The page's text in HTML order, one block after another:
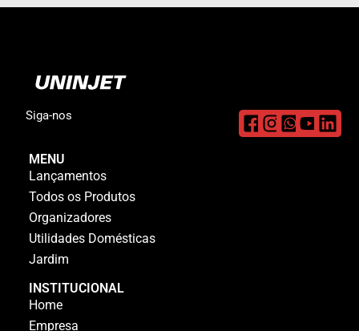
Siga-nos
MENU
Lançamentos
Todos os Produtos
Organizadores
Utilidades Domésticas
Jardim
INSTITUCIONAL
Home
Empresa